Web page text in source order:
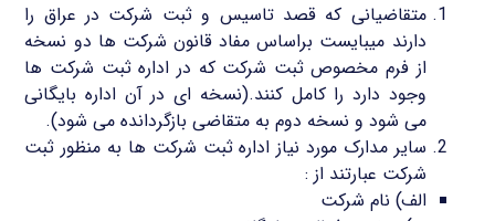
متقاضیانی که قصد تاسیس و ثبت شرکت در عراق را
دارند میبایست براساس مفاد قانون شرکت ها دو نسخه
از فرم مخصوص ثبت شرکت که در اداره ثبت شرکت ها
وجود دارد را کامل کنند.(نسخه ای در آن اداره بایگانی
می شود و نسخه دوم به متقاضی بازگردانده می شود).
سایر مدارک مورد نیاز اداره ثبت شرکت ها به منظور ثبت
شرکت عبارتند از :
الف) نام شرکت